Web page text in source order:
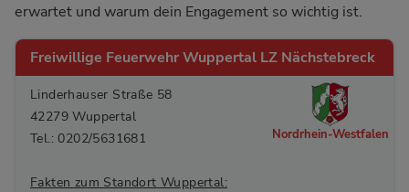
erwartet und warum dein Engagement so wichtig ist.
Freiwillige Feuerwehr Wuppertal LZ Nächstebreck
Linderhauser Straße 58
42279 Wuppertal
Tel.: 0202/5631681
Fakten zum Standort Wuppertal:
Nordrhein-Westfalen